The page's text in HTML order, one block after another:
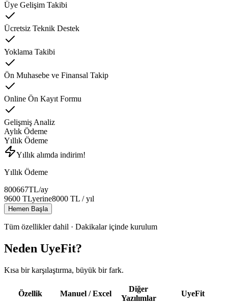
Üye Gelişim Takibi
Ücretsiz Teknik Destek
Yoklama Takibi
Ön Muhasebe ve Finansal Takip
Online Ön Kayıt Formu
Gelişmiş Analiz
Aylık Ödeme
Yıllık Ödeme
Yıllık alımda indirim!
Yıllık Ödeme
800667TL/ay
9600 TLyerine8000 TL / yıl
Hemen Başla
Tüm özellikler dahil · Dakikalar içinde kurulum
Neden UyeFit?
Kısa bir karşılaştırma, büyük bir fark.
Özellik Manuel / Excel
Diğer
Yazılımlar
UyeFit